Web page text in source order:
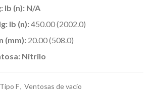
lb (n): N/A
lb (n):450.00 (2002.0)
(mm): 20.00 (508.0)
Nitrilo
Tipo F, Ventosas de vacío